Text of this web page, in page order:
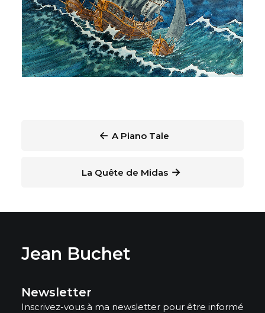
← A Piano Tale
La Quête de Midas →
Jean Buchet
Newsletter
Inscrivez-vous à ma newsletter pour être informé